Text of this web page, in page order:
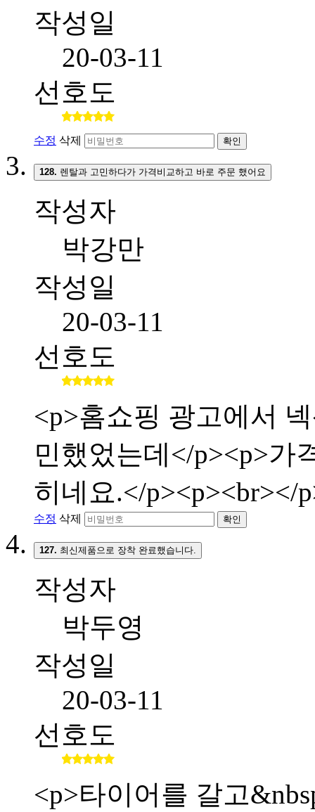
작성일
20-03-11
선호도
수정 삭제 확인
128. 렌탈과 고민하다가 가격비교하고 바로 주문 했어요
작성자
박강만
작성일
20-03-11
선호도
<p>홈쇼핑 광고에서
민했었는데</p><p>가
히네요.</p><p><br></
수정 삭제 확인
127. 최신제품으로 장착 완료했습니다.
작성자
박두영
작성일
20-03-11
선호도
<p>타이어를 갈고